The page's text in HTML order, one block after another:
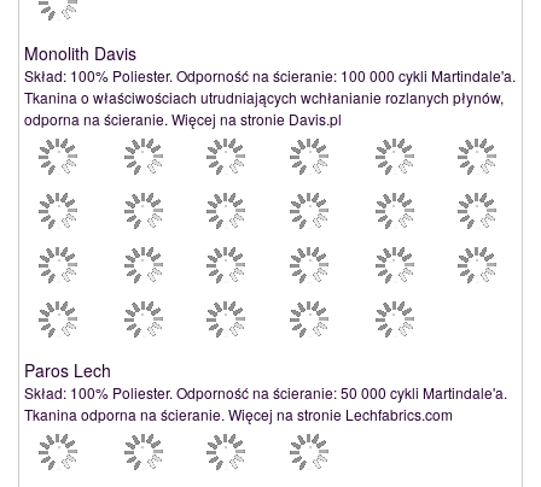
Monolith Davis
Skład: 100% Poliester. Odporność na ścieranie: 100 000 cykli Martindale'a.
Tkanina o właściwościach utrudniających wchłanianie rozlanych płynów,
odporna na ścieranie. Więcej na stronie Davis.pl
Paros Lech
Skład: 100% Poliester. Odporność na ścieranie: 50 000 cykli Martindale'a.
Tkanina odporna na ścieranie. Więcej na stronie Lechfabrics.com